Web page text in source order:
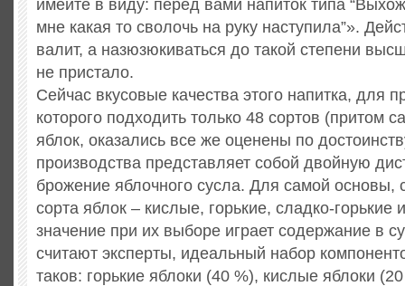
имейте в виду: перед вами напиток типа
мне какая то сволочь на руку наступила”».
валит, а назюзюкиваться до такой степени
не пристало.
Сейчас вкусовые качества этого напитка, для
которого подходить только 48 сортов (притом
яблок, оказались все же оценены по
производства представляет собой двойную
брожение яблочного сусла. Для самой основы,
сорта яблок – кислые, горькие, сладко-горькие
значение при их выборе играет содержание в
считают эксперты, идеальный набор
таков: горькие яблоки (40 %), кислые яблоки